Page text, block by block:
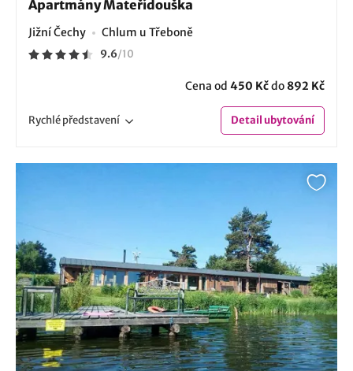
Apartmány Mateřídouška
Jižní Čechy Chlum u Třeboně
9.6/10
Cena od 450 Kčdo 892 Kč
Rychlépředstavení Detailubytování